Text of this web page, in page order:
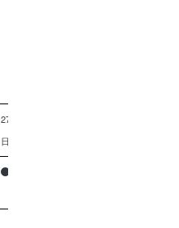
27
日